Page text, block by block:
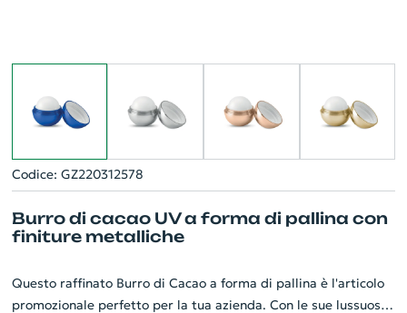
Codice: GZ220312578
Burro di cacao UV a forma di pallina con
finiture metalliche
Questo raffinato Burro di Cacao a forma di pallina è l'articolo
promozionale perfetto per la tua azienda. Con le sue lussuose